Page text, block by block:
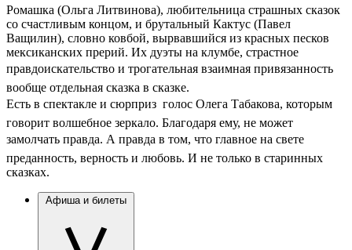
Ромашка (Ольга Литвинова), любительница страшных сказок
со счастливым концом, и брутальный Кактус (Павел
Ващилин), словно ковбой, вырвавшийся из красных песков
мексиканских прерий. Их дуэты на клумбе, страстное
правдоискательство и трогательная взаимная привязанность 
вообще отдельная сказка в сказке.
Есть в спектакле и сюрприз  голос Олега Табакова, которым
говорит волшебное зеркало. Благодаря ему, не может
замолчать правда. А правда в том, что главное на свете 
преданность, верность и любовь. И не только в старинных
сказках.
Афиша и билеты